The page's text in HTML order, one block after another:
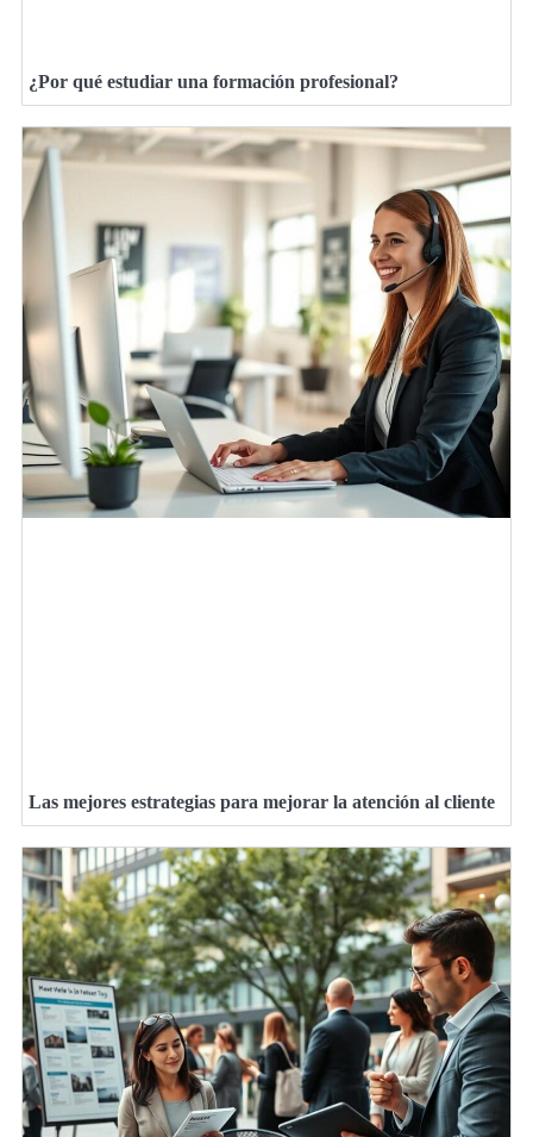
¿Por qué estudiar una formación profesional?
Las mejores estrategias para mejorar la atención al cliente